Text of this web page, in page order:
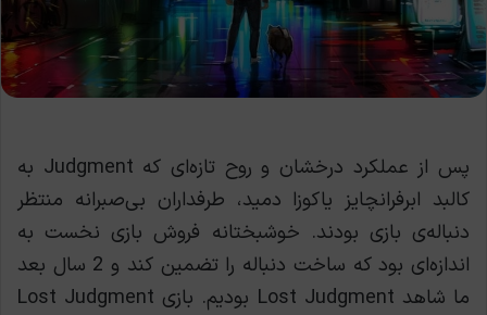
پس از عملکرد درخشان و روح تازه‌ای که Judgment به
کالبد ابرفرانچایز یاکوزا دمید، طرفداران بی‌صبرانه منتظر
دنباله‌ی بازی بودند. خوشبختانه فروش بازی نخست به
اندازه‌ای بود که ساخت دنباله را تضمین کند و 2 سال بعد
ما شاهد Lost Judgment بودیم.
بازی Lost Judgment